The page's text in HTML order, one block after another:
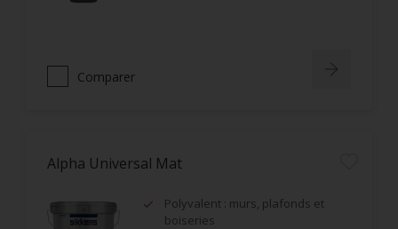
Comparer
Alpha Universal Mat
Polyvalent : murs, plafonds et
boiseries